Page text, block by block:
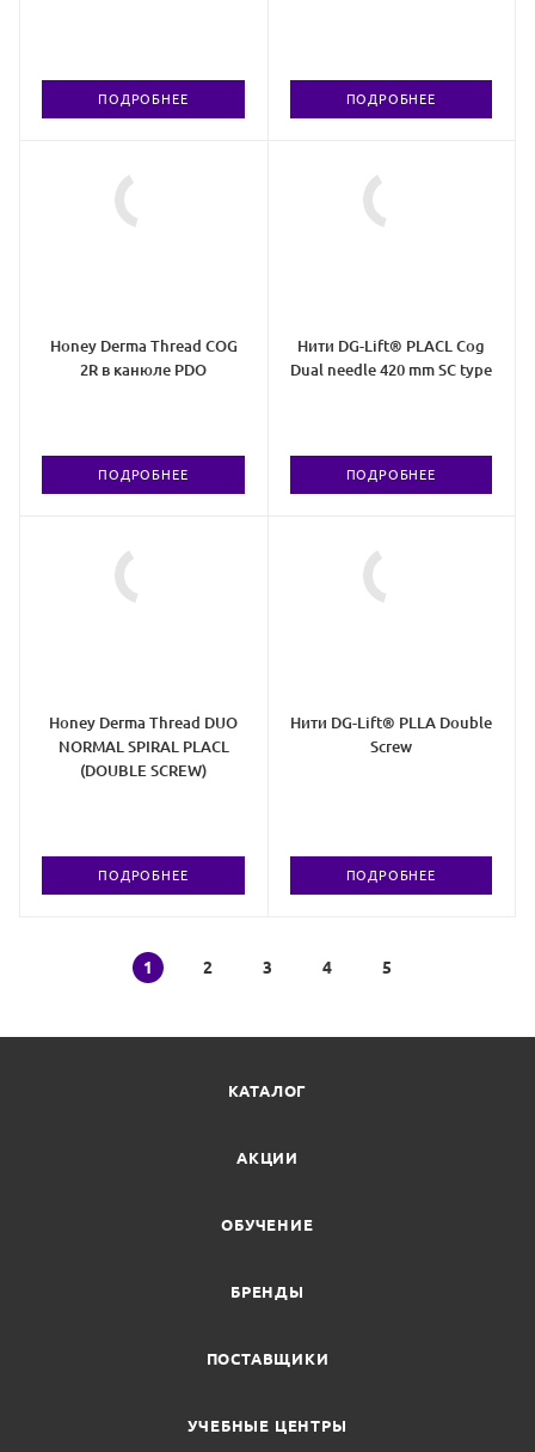
ПОДРОБНЕЕ ПОДРОБНЕЕ
Honey Derma Thread COG
2R в канюле PDO
ПОДРОБНЕЕ
Нити DG-Lift® PLACL Cog
Dual needle 420 mm SC type
ПОДРОБНЕЕ
Honey Derma Thread DUO
NORMAL SPIRAL PLACL
(DOUBLE SCREW)
ПОДРОБНЕЕ
Нити DG-Lift® PLLA Double
Screw
ПОДРОБНЕЕ
1 2 3 4 5
КАТАЛОГ
АКЦИИ
ОБУЧЕНИЕ
БРЕНДЫ
ПОСТАВЩИКИ
УЧЕБНЫЕ ЦЕНТРЫ